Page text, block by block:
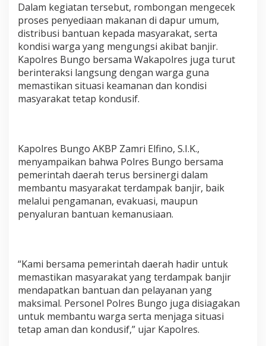
B
A
G
I
W
A
R
G
A
T
A
M
P
A
K
B
A
Dalam kegiatan tersebut, rombongan mengecek
proses penyediaan makanan di dapur umum,
distribusi bantuan kepada masyarakat, serta
kondisi warga yang mengungsi akibat banjir.
Kapolres Bungo bersama Wakapolres juga turut
berinteraksi langsung dengan warga guna
memastikan situasi keamanan dan kondisi
masyarakat tetap kondusif.
Kapolres Bungo AKBP Zamri Elfino, S.I.K.,
menyampaikan bahwa Polres Bungo bersama
pemerintah daerah terus bersinergi dalam
membantu masyarakat terdampak banjir, baik
melalui pengamanan, evakuasi, maupun
penyaluran bantuan kemanusiaan.
“Kami bersama pemerintah daerah hadir untuk
memastikan masyarakat yang terdampak banjir
mendapatkan bantuan dan pelayanan yang
maksimal. Personel Polres Bungo juga disiagakan
untuk membantu warga serta menjaga situasi
tetap aman dan kondusif,” ujar Kapolres.